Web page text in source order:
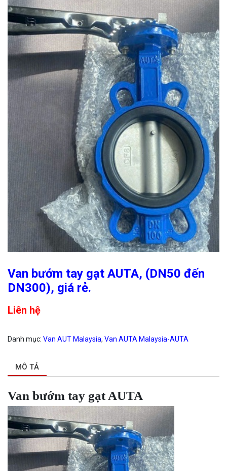
Van bướm tay gạt AUTA, (DN50 đến
DN300), giá rẻ.
Liên hệ
Danh mục: Van AUT Malaysia, Van AUTA Malaysia-AUTA
MÔ TẢ
Van bướm tay gạt AUTA